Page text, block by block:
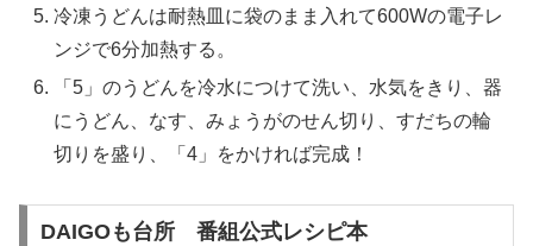
冷凍うどんは耐熱皿に袋のまま入れて600Wの電子レ
ンジで6分加熱する。
「5」のうどんを冷水につけて洗い、水気をきり、器
にうどん、なす、みょうがのせん切り、すだちの輪
切りを盛り、「4」をかければ完成！
DAIGOも台所 番組公式レシピ本